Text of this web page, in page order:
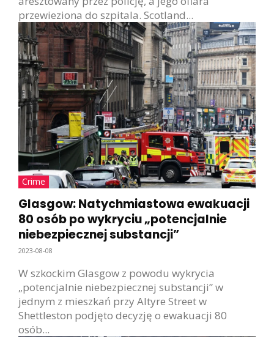
przewieziona do szpitala. Scotland...
Crime
Glasgow: Natychmiastowa ewakuacji
80 osób po wykryciu „potencjalnie
niebezpiecznej substancji”
2023-08-08
W szkockim Glasgow z powodu wykrycia
„potencjalnie niebezpiecznej substancji” w
jednym z mieszkań przy Altyre Street w
Shettleston podjęto decyzję o ewakuacji 80
osób...